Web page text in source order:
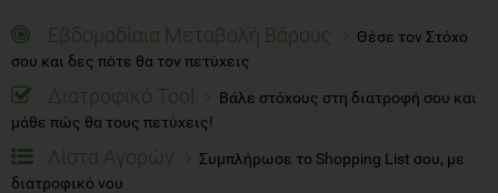
Εβδομαδίαια Μεταβολή Βάρους
Θέσε τον Στόχο
σου και δες πότε θα τον πετύχεις
Διατροφικό Tool
Βάλε στόχους στη διατροφή σου και
μάθε πώς θα τους πετύχεις!
Λίστα Αγορών
Συμπλήρωσε το Shopping List σου, με
διατροφικό νου